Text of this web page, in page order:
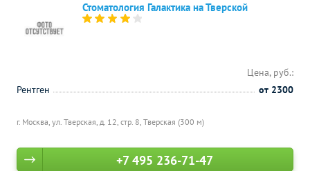
Стоматология Галактика на Тверской
г. Москва, ул. Тверская, д. 12, стр. 8, Тверская (300 м)
Цена, руб.:
Рентген
от 2300
+7 495 236-71-47